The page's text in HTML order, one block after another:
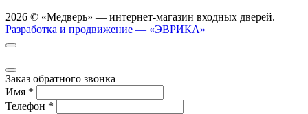
2026 © «Медверь» — интернет-магазин входных дверей.
Разработка и продвижение — «ЭВРИКА»
Заказ обратного звонка
Имя *
Телефон *